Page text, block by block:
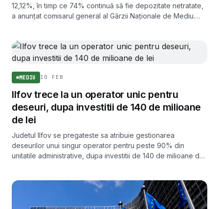
12,12%, în timp ce 74% continuă să fie depozitate netratate,
a anunțat comisarul general al Gărzii Naționale de Mediu.
MEDIU 10 FEB
Ilfov trece la un operator unic pentru
deseuri, dupa investitii de 140 de milioane
de lei
Judetul Ilfov se pregateste sa atribuie gestionarea
deseurilor unui singur operator pentru peste 90% din
unitatile administrative, dupa investitii de 140 de milioane de